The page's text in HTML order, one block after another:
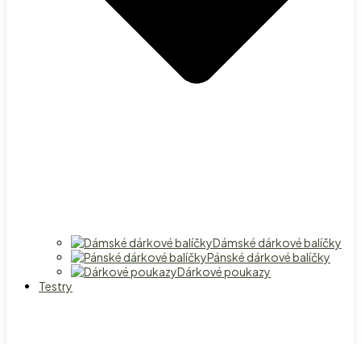
Dámské dárkové balíčky
Pánské dárkové balíčky
Dárkové poukazy
Testry